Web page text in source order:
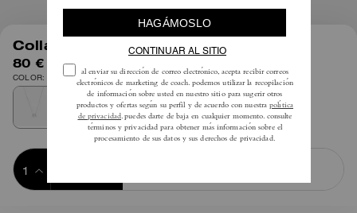
Collar Repetido C Rondelle
80 €
COLOR: Plata